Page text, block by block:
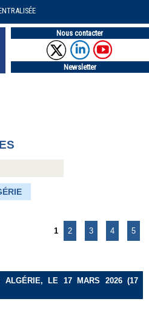
Nous contacter
Newsletter
1 2 3 4 5
ALGÉRIE, LE 17 MARS 2026 (17